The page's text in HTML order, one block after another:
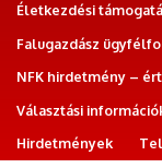
Életkezdési
Falugazdász
NFK hirdetmény –
Választási
Hirdetmények